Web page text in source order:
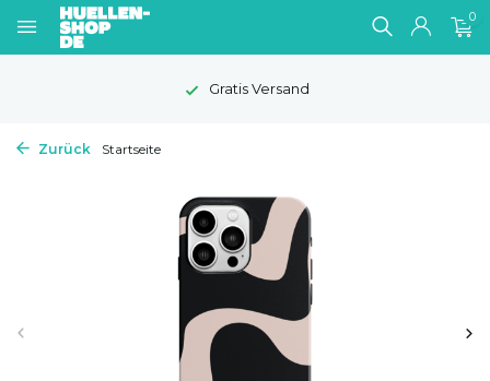
0
1-2 Werktage Lieferzeit
Zurück Startseite